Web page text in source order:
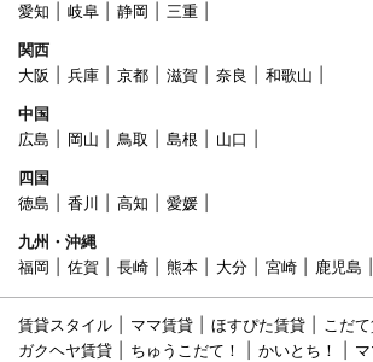
愛知
岐阜 静岡
三重
関西
大阪
兵庫 京都 滋賀 奈良
和歌山
中国
広島
岡山 鳥取 島根
山口
四国
徳島
香川 高知
愛媛
九州・沖縄
福岡
佐賀 長崎 熊本 大分 宮崎 鹿児島
賃貸スタイル ママ賃貸 ほすぴた賃貸
こだ
ガクヘヤ賃貸
ちゅうこだて！ かいとち！